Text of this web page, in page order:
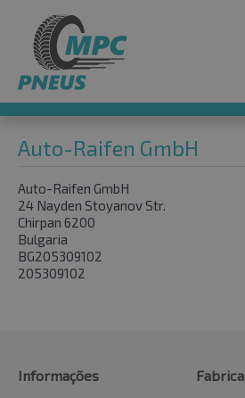
Auto-Raifen GmbH
Auto-Raifen GmbH
24 Nayden Stoyanov Str.
Chirpan 6200
Bulgaria
BG205309102
205309102
Informações